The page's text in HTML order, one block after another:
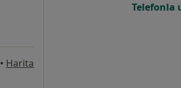
• Harita
Telefonla